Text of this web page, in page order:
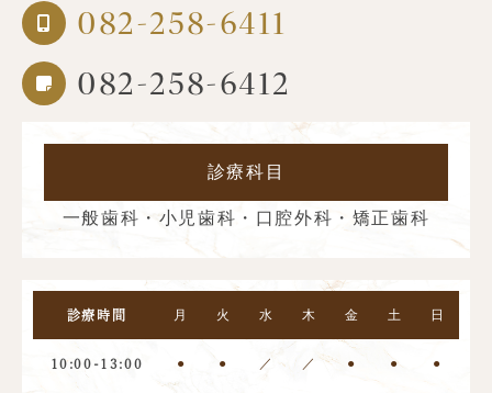
082-258-6411
082-258-6412
診療科目
一般歯科・小児歯科・口腔外科・矯正歯科
診療時間 月 火 水 木 金 土 日
10:00-13:00 ● ● ／ ／ ● ● ●